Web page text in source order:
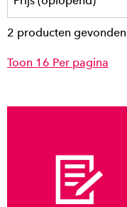
2 producten gevonden
Toon 16 Per pagina